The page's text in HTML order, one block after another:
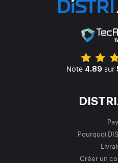
Note 4.89 sur
Pourquoi
Créer un